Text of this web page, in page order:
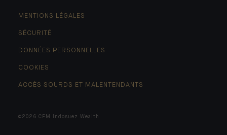
MENTIONS LÉGALES
SÉCURITÉ
DONNÉES PERSONNELLES
COOKIES
ACCÈS SOURDS ET MALENTENDANTS
©2026 CFM Indosuez Wealth